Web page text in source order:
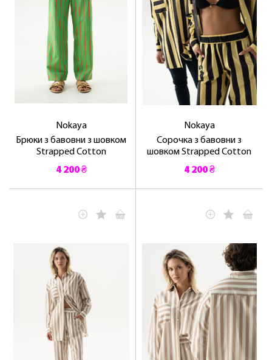
Nokaya
Брюки з бавовни з шовком
Strapped Cotton
4 200 ₴
Nokaya
Сорочка з бавовни з
шовком Strapped Cotton
4 200 ₴